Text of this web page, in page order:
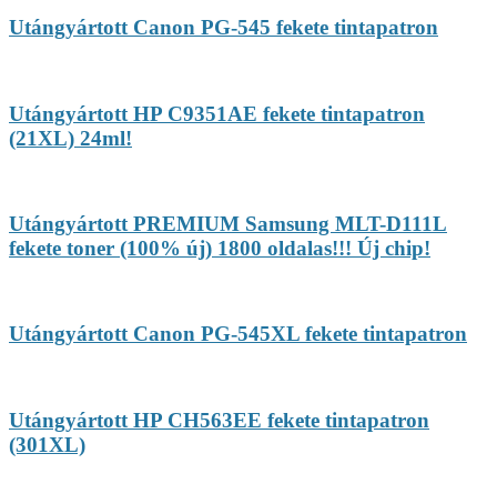
Utángyártott Canon PG-545 fekete tintapatron
Utángyártott HP C9351AE fekete tintapatron
(21XL) 24ml!
Utángyártott PREMIUM Samsung MLT-D111L
fekete toner (100% új) 1800 oldalas!!! Új chip!
Utángyártott Canon PG-545XL fekete tintapatron
Utángyártott HP CH563EE fekete tintapatron
(301XL)